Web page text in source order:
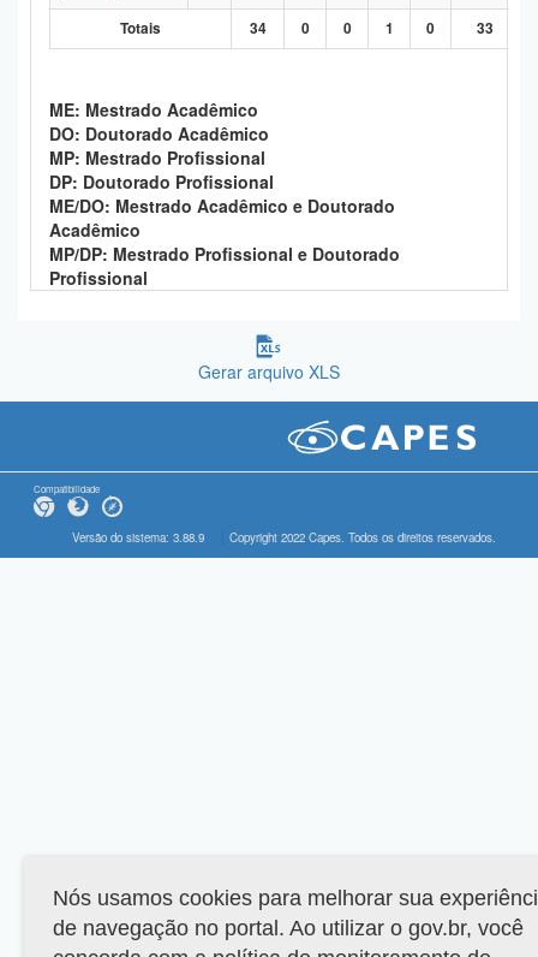
Totais 34 0 0 1 0 33
ME: Mestrado Acadêmico
DO: Doutorado Acadêmico
MP: Mestrado Profissional
DP: Doutorado Profissional
ME/DO: Mestrado Acadêmico e Doutorado
Acadêmico
MP/DP: Mestrado Profissional e Doutorado
Profissional
Gerar arquivo XLS
Compatibilidade
Versão do sistema: 3.88.9 Copyright 2022 Capes. Todos os direitos reservados.
Nós usamos cookies para melhorar sua
de navegação no portal. Ao utilizar o gov.br, você